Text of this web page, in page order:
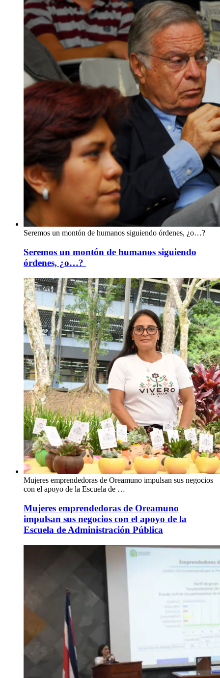
Seremos un montón de humanos siguiendo órdenes, ¿o…?
Seremos un montón de humanos siguiendo
órdenes, ¿o…?
Mujeres emprendedoras de Oreamuno impulsan sus negocios
con el apoyo de la Escuela de …
Mujeres emprendedoras de Oreamuno
impulsan sus negocios con el apoyo de la
Escuela de Administración Pública